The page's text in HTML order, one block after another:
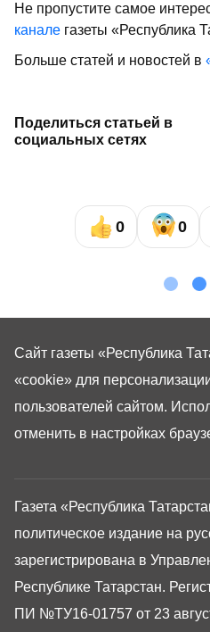
Не пропустите самое
канале газеты «Республика
Больше статей и новостей в
Поделиться статьей в
социальных сетях
0 0
Газета «Республика
политическое издание на
зарегистрирована в
Республике Татарстан.
ПИ №ТУ16-01757 от 23
Сайт газеты «Республика
«cookie» для
пользователей сайтом.
отменить в настройках